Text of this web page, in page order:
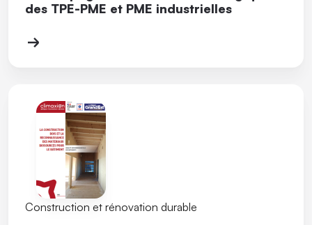
des TPE-PME et PME industrielles
Construction et rénovation durable